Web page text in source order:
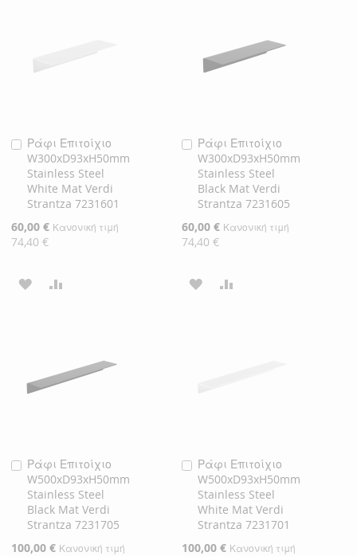
ΕΠΙΘΥΜΙΏΝ
Ράφι Επιτοίχιο
W300xD93xH50mm
Stainless Steel
White Mat Verdi
Strantza 7231601
Ειδική
Τιμή
60,00 € Κανονική τιμή
74,40 €
Προσθήκη
στο
Καλάθι
ΠΡΟΣΘΉΚΗ
ΕΠΙΘΥΜΙΏΝ
Ράφι Επιτοίχιο
W300xD93xH50mm
Stainless Steel
Black Mat Verdi
Strantza 7231605
Ειδική
Τιμή
60,00 € Κανονική τιμή
74,40 €
Προσθήκη
στο
Καλάθι
ΠΡΟΣΘΉΚΗ
Ράφι Επιτοίχιο
W500xD93xH50mm
Stainless Steel
Black Mat Verdi
Strantza 7231705
Ειδική
100,00 € Κανονική τιμή
Προσθήκη
στο
Καλάθι
Ράφι Επιτοίχιο
W500xD93xH50mm
Stainless Steel
White Mat Verdi
Strantza 7231701
Ειδική
100,00 € Κανονική τιμή
Προσθήκη
στο
Καλάθι